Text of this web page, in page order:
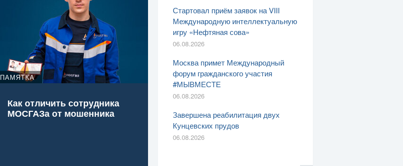
ПАМЯТКА
Как отличить сотрудника
МОСГАЗа от мошенника
Стартовал приём заявок на VIII
Международную интеллектуальную
игру «Нефтяная сова»
06.08.2026
Москва примет Международный
форум гражданского участия
#МЫВМЕСТЕ
06.08.2026
Завершена реабилитация двух
Кунцевских прудов
06.08.2026